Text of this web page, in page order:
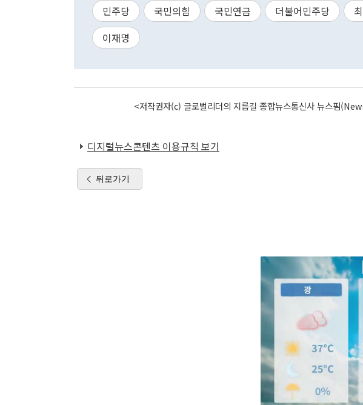
민주당 국민의힘 국민연금 더불어민주당
이재명
<저작권자(c) 글로벌리더의 지름길 종합뉴스통신사 뉴스핌
디지털뉴스콘텐츠 이용규칙 보기
뒤로가기